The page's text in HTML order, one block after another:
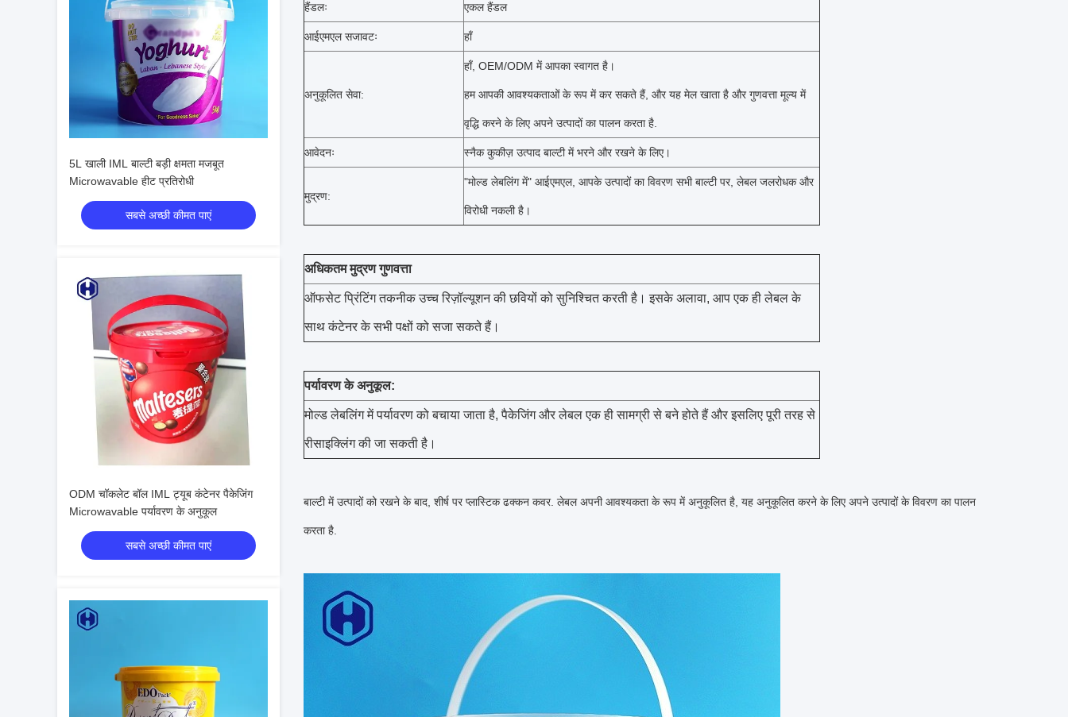
5L खाली IML बाल्टी बड़ी क्षमता मजबूत
Microwavable हीट प्रतिरोधी
सबसे अच्छी कीमत पाएं
ODM चॉकलेट बॉल IML ट्यूब कंटेनर पैकेजिंग
Microwavable पर्यावरण के अनुकूल
सबसे अच्छी कीमत पाएं
हैंडलः एकल हैंडल
आईएमएल सजावटः हाँ
अनुकूलित सेवा:
हाँ, OEM/ODM में आपका स्वागत है।
हम आपकी आवश्यकताओं के रूप में कर सकते हैं, और यह मेल खाता है और गुणवत्ता मूल्य में
वृद्धि करने के लिए अपने उत्पादों का पालन करता है.
आवेदनः स्नैक कुकीज़ उत्पाद बाल्टी में भरने और रखने के लिए।
मुद्रण:
"मोल्ड लेबलिंग में" आईएमएल, आपके उत्पादों का विवरण सभी बाल्टी पर, लेबल जलरोधक और
विरोधी नकली है।
अधिकतम मुद्रण गुणवत्ता
ऑफसेट प्रिंटिंग तकनीक उच्च रिज़ॉल्यूशन की छवियों को सुनिश्चित करती है। इसके अलावा, आप एक ही लेबल के
साथ कंटेनर के सभी पक्षों को सजा सकते हैं।
पर्यावरण के अनुकूल:
मोल्ड लेबलिंग में पर्यावरण को बचाया जाता है, पैकेजिंग और लेबल एक ही सामग्री से बने होते हैं और इसलिए पूरी तरह से
रीसाइक्लिंग की जा सकती है।
बाल्टी में उत्पादों को रखने के बाद, शीर्ष पर प्लास्टिक ढक्कन कवर. लेबल अपनी आवश्यकता के रूप में अनुकूलित है, यह अनुकूलित करने के लिए अपने उत्पादों के विवरण का पालन
करता है.